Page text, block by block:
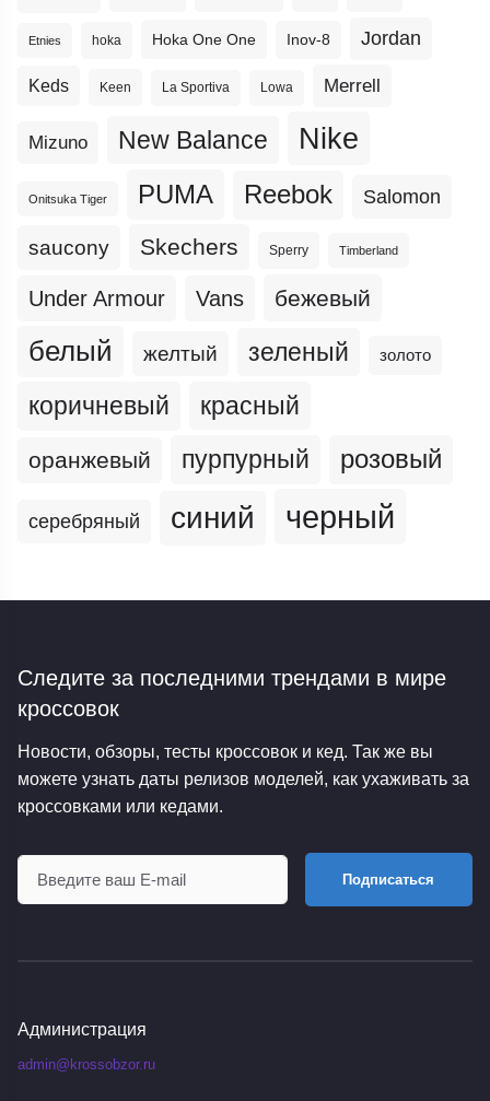
Etnies hoka Hoka One One Inov-8 Jordan
Keds Keen La Sportiva Lowa Merrell
Mizuno New Balance Nike
Onitsuka Tiger PUMA Reebok Salomon
saucony Skechers Sperry Timberland
Under Armour Vans бежевый
белый желтый зеленый золото
коричневый красный
оранжевый пурпурный розовый
серебряный синий черный
Следите за последними трендами в мире
кроссовок
Новости, обзоры, тесты кроссовок и кед. Так же вы
можете узнать даты релизов моделей, как ухаживать за
кроссовками или кедами.
Подписаться
Администрация
admin@krossobzor.ru